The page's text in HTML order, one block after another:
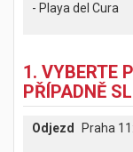
- Playa del Cura
1. VYBERTE
PŘÍPADNĚ
Odjezd Praha